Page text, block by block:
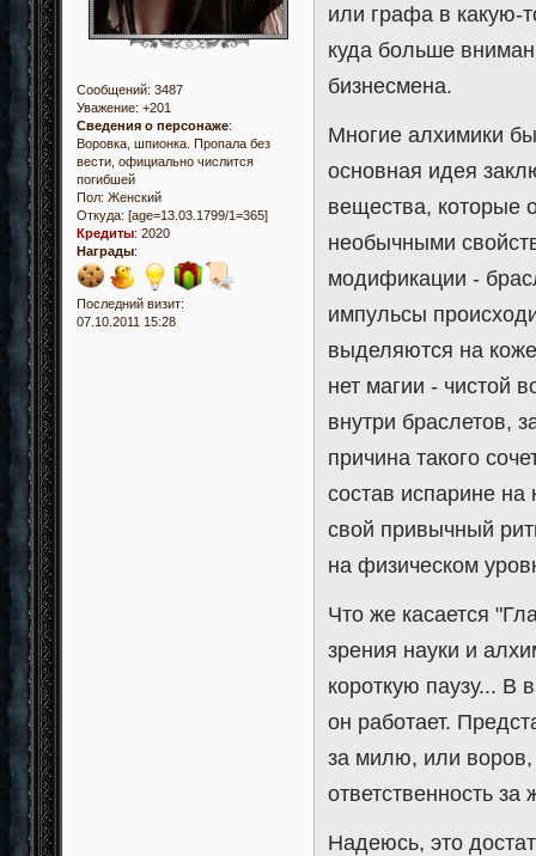
Сообщений: 3487
Уважение: +201
Сведения о персонаже:
Воровка, шпионка. Пропала без
вести, официально числится
погибшей
Пол: Женский
Откуда: [age=13.03.1799/1=365]
Кредиты: 2020
Награды:
Последний визит:
07.10.2011 15:28
или графа в какую-
куда больше
бизнесмена.
Многие алхимики
основная идея
вещества, которые
необычными
модификации -
импульсы
выделяются на
нет магии - чистой
внутри браслетов,
причина такого
состав испарине
свой привычный
на физическом
Что же касается
зрения науки и
короткую паузу... В
он работает.
за милю, или
ответственность за
Надеюсь, это